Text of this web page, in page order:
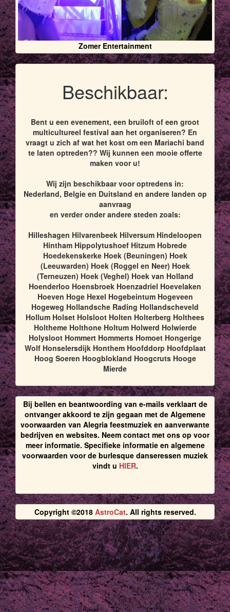
Zomer Entertainment
Beschikbaar:
Bent u een evenement, een bruiloft of een groot
multicultureel festival aan het organiseren? En
vraagt u zich af wat het kost om een Mariachi band
te laten optreden?? Wij kunnen een mooie offerte
maken voor u!
Wij zijn beschikbaar voor optredens in:
Nederland, Belgie en Duitsland en andere landen op
aanvraag
en verder onder andere steden zoals:
Hilleshagen Hilvarenbeek Hilversum Hindeloopen
Hintham Hippolytushoef Hitzum Hobrede
Hoedekenskerke Hoek (Beuningen) Hoek
(Leeuwarden) Hoek (Roggel en Neer) Hoek
(Terneuzen) Hoek (Veghel) Hoek van Holland
Hoenderloo Hoensbroek Hoenzadriel Hoevelaken
Hoeven Hoge Hexel Hogebeintum Hogeveen
Hogeweg Hollandsche Rading Hollandscheveld
Hollum Holset Holsloot Holten Holterberg Holthees
Holtheme Holthone Holtum Holwerd Holwierde
Holysloot Hommert Hommerts Homoet Hongerige
Wolf Honselersdijk Honthem Hoofddorp Hoofdplaat
Hoog Soeren Hoogblokland Hoogcruts Hooge
Mierde
Bij bellen en beantwoording van e-mails verklaart de
ontvanger akkoord te zijn gegaan met de Algemene
voorwaarden van Alegria feestmuziek en aanverwante
bedrijven en websites. Neem contact met ons op voor
meer informatie. Specifieke informatie en algemene
voorwaarden voor de burlesque danseressen muziek
vindt u HIER.
Copyright ©2018 AstroCat. All rights reserved.